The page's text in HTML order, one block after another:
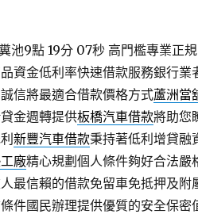
池9點 19分 07秒高門檻專業正
資金低利率快速借款服務銀行業
信將最適合借款價格方式蘆洲當
金週轉提供板橋汽車借款將助您
新豐汽車借款秉持著低利增貸融
廠精心規劃個人條件夠好合法嚴
最信賴的借款免留車免抵押及附
件國民辦理提供優質的安全保密